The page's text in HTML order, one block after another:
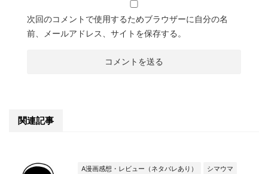
次回のコメントで使用するためブラウザーに自分の名
前、メールアドレス、サイトを保存する。
関連記事
A漫画感想・レビュー（ネタバレあり） シマウマ